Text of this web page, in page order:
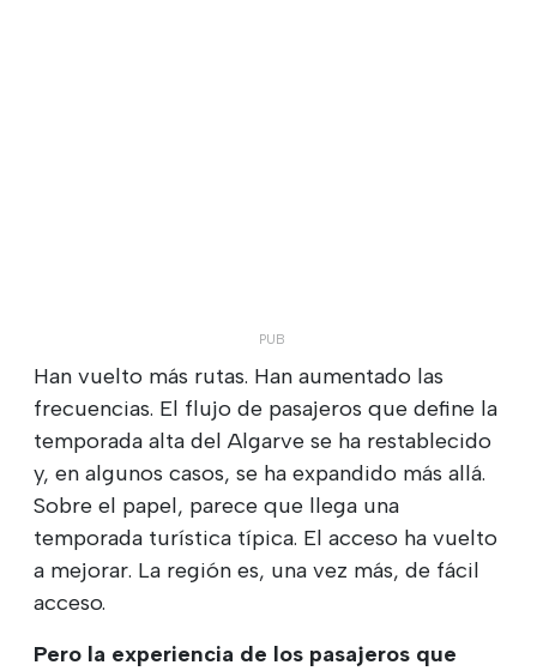
Han vuelto más rutas. Han aumentado las
frecuencias. El flujo de pasajeros que define la
temporada alta del Algarve se ha restablecido
y, en algunos casos, se ha expandido más allá.
Sobre el papel, parece que llega una
temporada turística típica. El acceso ha vuelto
a mejorar. La región es, una vez más, de fácil
acceso.
Pero la experiencia de los pasajeros que